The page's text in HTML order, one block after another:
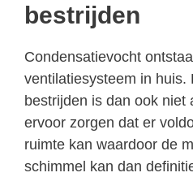
bestrijden
Condensatievocht
ventilatiesysteem in huis.
bestrijden is dan ook niet
ervoor zorgen dat er
ruimte kan waardoor de
schimmel kan dan